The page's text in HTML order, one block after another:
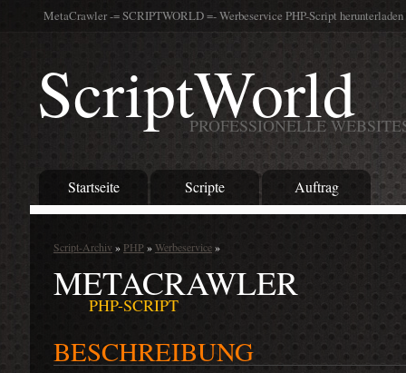
MetaCrawler -= SCRIPTWORLD =- Werbeservice PHP-Script herunterladen
ScriptWorld
PROFESSIONELLE
Startseite Scripte Auftrag
Script-Archiv » PHP»Werbeservice»
METACRAWLER
PHP-SCRIPT
BESCHREIBUNG